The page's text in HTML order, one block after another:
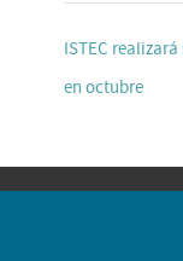
ISTEC
en octubre